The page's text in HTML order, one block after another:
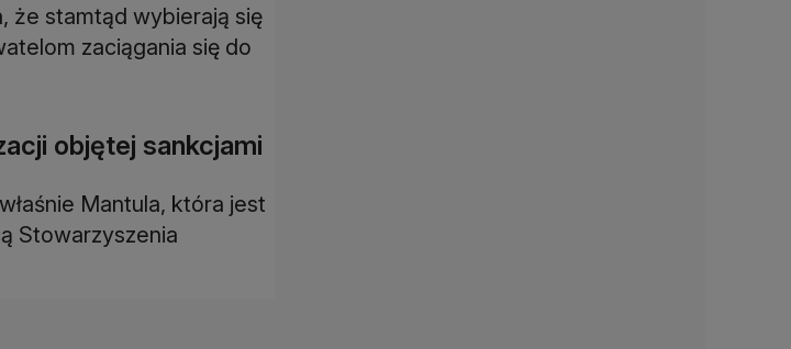
że stamtąd wybierają się
zaciągania się do
objętej sankcjami
Mantula, która jest
Stowarzyszenia